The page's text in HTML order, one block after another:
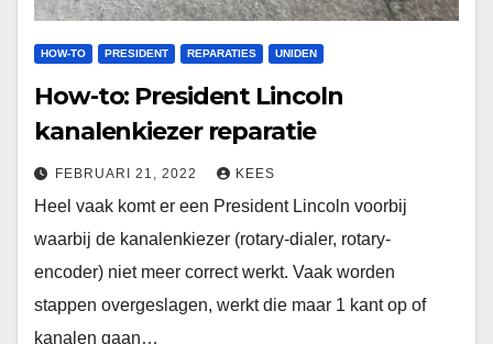
HOW-TO PRESIDENT REPARATIES UNIDEN
How-to: President Lincoln
kanalenkiezer reparatie
FEBRUARI 21, 2022 KEES
Heel vaak komt er een President Lincoln voorbij
waarbij de kanalenkiezer (rotary-dialer, rotary-
encoder) niet meer correct werkt. Vaak worden
stappen overgeslagen, werkt die maar 1 kant op of
kanalen gaan…